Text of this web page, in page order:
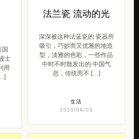
国
士
用
法兰瓷 流动的光
深深被这种法蓝瓷的 瓷器所
吸引，巧妙而又优雅的地造
型，淡雅的色彩，一些作品
中时不时散发出的 中国气
息，传统而不 […]
生活
2010/09/03